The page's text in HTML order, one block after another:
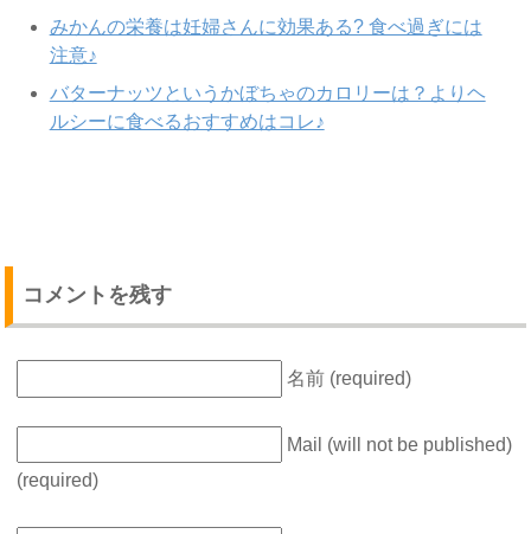
みかんの栄養は妊婦さんに効果ある? 食べ過ぎには
注意♪
バターナッツというかぼちゃのカロリーは？よりヘ
ルシーに食べるおすすめはコレ♪
コメントを残す
名前 (required)
Mail (will not be published)
(required)